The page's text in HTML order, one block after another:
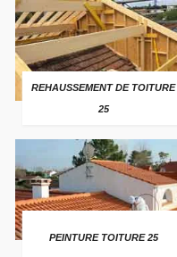
REHAUSSEMENT DE TOITURE
25
PEINTURE TOITURE 25